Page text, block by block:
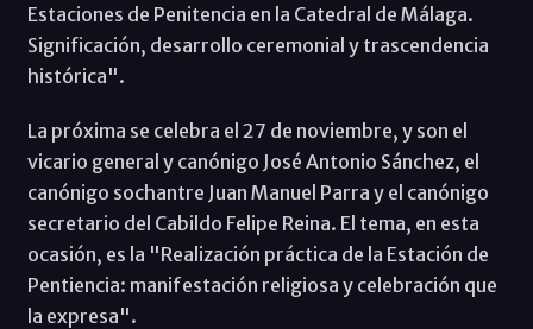
Estaciones de Penitencia en la Catedral de Málaga.
Significación, desarrollo ceremonial y trascendencia
histórica".
La próxima se celebra el 27 de noviembre, y son el
vicario general y canónigo José Antonio Sánchez, el
canónigo sochantre Juan Manuel Parra y el canónigo
secretario del Cabildo Felipe Reina. El tema, en esta
ocasión, es la "Realización práctica de la Estación de
Pentiencia: manifestación religiosa y celebración que
la expresa".